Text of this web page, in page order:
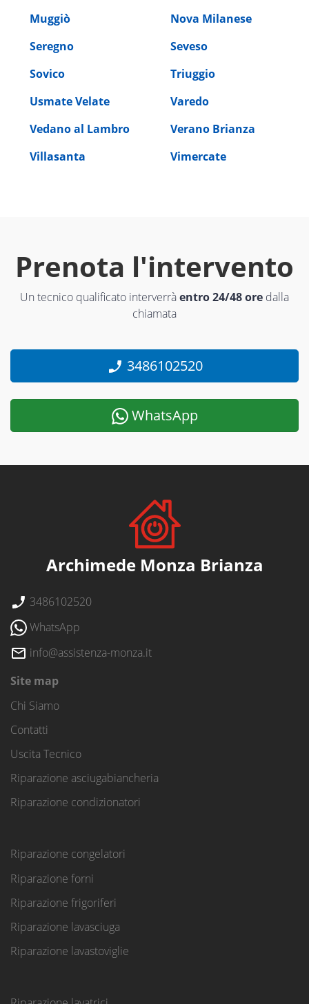
Muggiò
Nova Milanese
Seregno
Seveso
Sovico
Triuggio
Usmate Velate
Varedo
Vedano al Lambro
Verano Brianza
Villasanta
Vimercate
Prenota l'intervento
Un tecnico qualificato interverràentro 24/48 ore dalla
chiamata
3486102520
WhatsApp
Archimede Monza Brianza
3486102520
WhatsApp
info@assistenza-monza.it
Site map
Chi Siamo
Contatti
Uscita Tecnico
Riparazione asciugabiancheria
Riparazione condizionatori
Riparazione congelatori
Riparazione forni
Riparazione frigoriferi
Riparazione lavasciuga
Riparazione lavastoviglie